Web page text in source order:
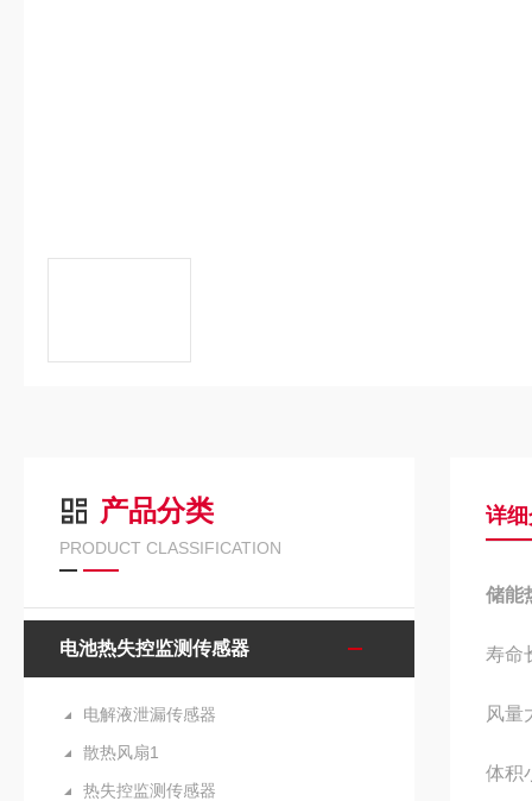
产品分类
PRODUCT CLASSIFICATION
电池热失控监测传感器
电解液泄漏传感器
散热风扇1
热失控监测传感器
详
储能
寿命
风量
体积